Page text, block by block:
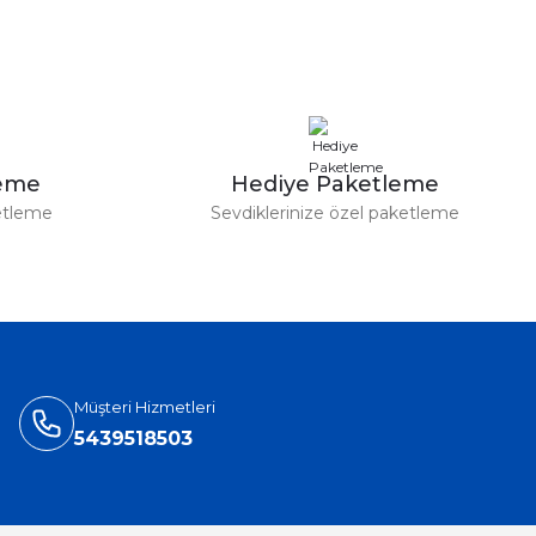
Hediye Paketleme
Sevdiklerinize özel paketleme
Müşteri Hizmetleri
5439518503